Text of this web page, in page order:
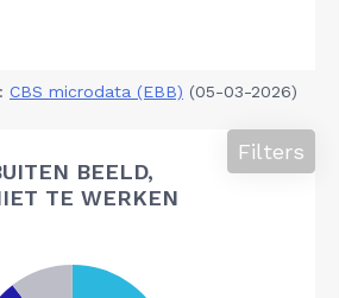
CBS microdata (EBB) (05-03-2026)
BEELD,
TE WERKEN
Filters